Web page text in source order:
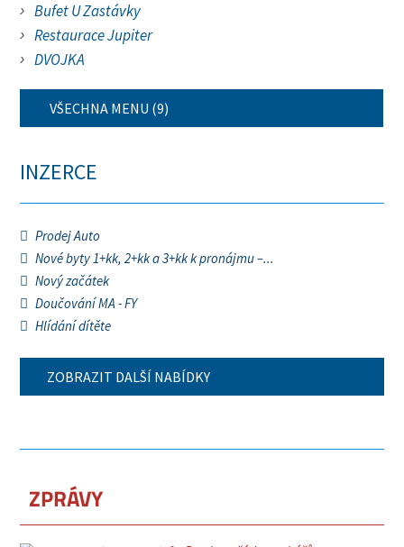
Bufet U Zastávky
Restaurace Jupiter
DVOJKA
VŠECHNA MENU (9)
INZERCE
Prodej Auto
Nové byty 1+kk, 2+kk a 3+kk k pronájmu –...
Nový začátek
Doučování MA - FY
Hlídání dítěte
ZOBRAZIT DALŠÍ NABÍDKY
ZPRÁVY